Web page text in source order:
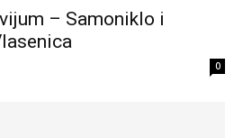
– Samoniklo i
0